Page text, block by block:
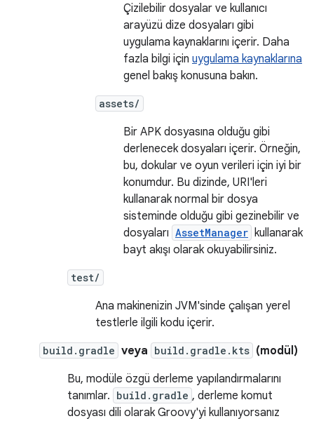
Çizilebilir dosyalar ve kullanıcı
arayüzü dize dosyaları gibi
uygulama kaynaklarını içerir. Daha
fazla bilgi için uygulama kaynaklarına
genel bakış konusuna bakın.
assets/
Bir APK dosyasına olduğu gibi
derlenecek dosyaları içerir. Örneğin,
bu, dokular ve oyun verileri için iyi bir
konumdur. Bu dizinde, URI'leri
kullanarak normal bir dosya
sisteminde olduğu gibi gezinebilir ve
dosyaları AssetManager kullanarak
bayt akışı olarak okuyabilirsiniz.
test/
Ana makinenizin JVM'sinde çalışan yerel
testlerle ilgili kodu içerir.
build.gradle veya build.gradle.kts (modül)
Bu, modüle özgü derleme yapılandırmalarını
tanımlar. build.gradle , derleme komut
dosyası dili olarak Groovy'yi kullanıyorsanız